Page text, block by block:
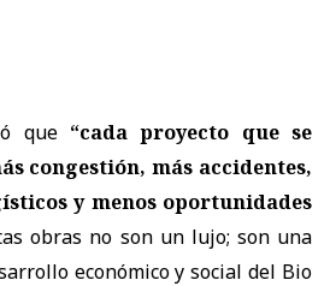
que “cada proyecto que se
congestión, más accidentes,
y menos oportunidades
obras no son un lujo; son una
económico y social del Bio